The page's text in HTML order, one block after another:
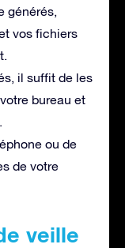
générés,
vos fichiers
il suffit de les
bureau et
ou de
de votre
veille